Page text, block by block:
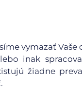
vymazať Vaše
inak
žiadne